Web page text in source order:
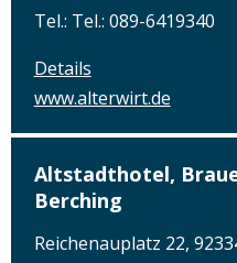
Tel.: Tel.: 089-6419340
Details
www.alterwirt.de
Altstadthotel,
Berching
Reichenauplatz 22,